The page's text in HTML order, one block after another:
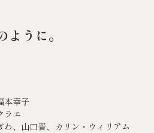
うに。
本幸子
ラエ
わ、山口晋、カリン・ウィリアム